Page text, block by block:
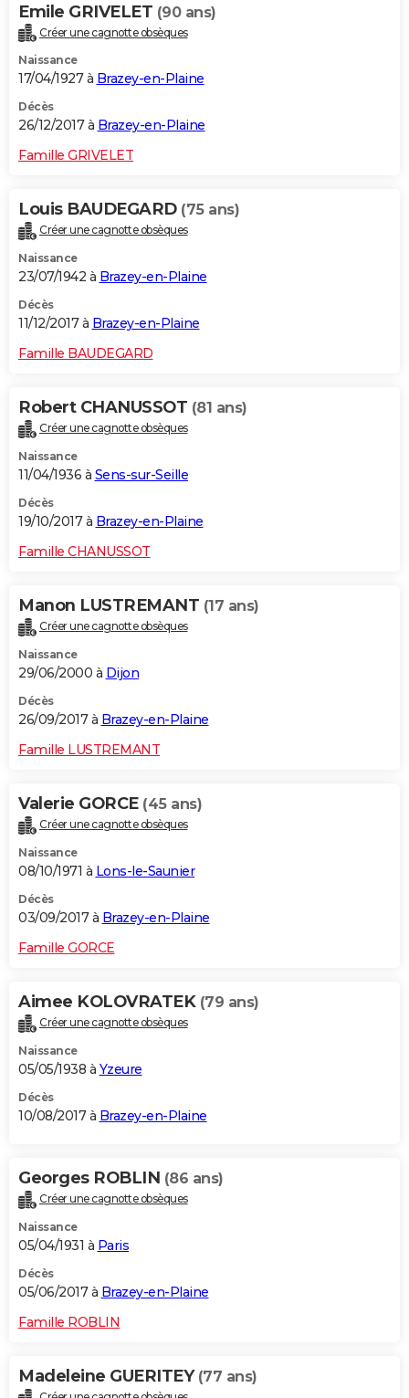
Emile GRIVELET (90 ans)
Créer une cagnotte obsèques
Naissance
17/04/1927 à Brazey-en-Plaine
Décès
26/12/2017 à Brazey-en-Plaine
Famille GRIVELET
Louis BAUDEGARD (75 ans)
Créer une cagnotte obsèques
Naissance
23/07/1942 à Brazey-en-Plaine
Décès
11/12/2017 à Brazey-en-Plaine
Famille BAUDEGARD
Robert CHANUSSOT (81 ans)
Créer une cagnotte obsèques
Naissance
11/04/1936 à Sens-sur-Seille
Décès
19/10/2017 à Brazey-en-Plaine
Famille CHANUSSOT
Manon LUSTREMANT (17 ans)
Créer une cagnotte obsèques
Naissance
29/06/2000 à Dijon
Décès
26/09/2017 à Brazey-en-Plaine
Famille LUSTREMANT
Valerie GORCE (45 ans)
Créer une cagnotte obsèques
Naissance
08/10/1971 à Lons-le-Saunier
Décès
03/09/2017 à Brazey-en-Plaine
Famille GORCE
Aimee KOLOVRATEK (79 ans)
Créer une cagnotte obsèques
Naissance
05/05/1938 à Yzeure
Décès
10/08/2017 à Brazey-en-Plaine
Georges ROBLIN (86 ans)
Créer une cagnotte obsèques
Naissance
05/04/1931 à Paris
Décès
05/06/2017 à Brazey-en-Plaine
Famille ROBLIN
Madeleine GUERITEY (77 ans)